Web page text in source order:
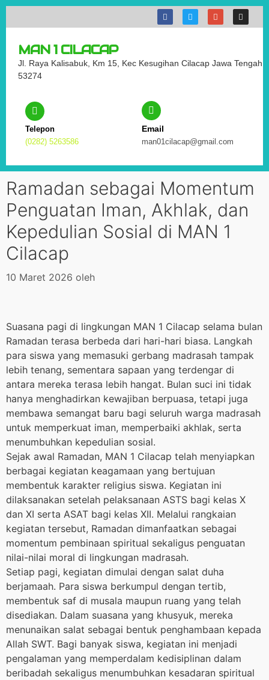
MAN 1 CILACAP
Jl. Raya Kalisabuk, Km 15, Kec Kesugihan Cilacap Jawa Tengah
53274
Telepon
(0282) 5263586
Email
man01cilacap@gmail.com
Ramadan sebagai Momentum
Penguatan Iman, Akhlak, dan
Kepedulian Sosial di MAN 1
Cilacap
10 Maret 2026 oleh
Suasana pagi di lingkungan MAN 1 Cilacap selama bulan
Ramadan terasa berbeda dari hari-hari biasa. Langkah
para siswa yang memasuki gerbang madrasah tampak
lebih tenang, sementara sapaan yang terdengar di
antara mereka terasa lebih hangat. Bulan suci ini tidak
hanya menghadirkan kewajiban berpuasa, tetapi juga
membawa semangat baru bagi seluruh warga madrasah
untuk memperkuat iman, memperbaiki akhlak, serta
menumbuhkan kepedulian sosial.
Sejak awal Ramadan, MAN 1 Cilacap telah menyiapkan
berbagai kegiatan keagamaan yang bertujuan
membentuk karakter religius siswa. Kegiatan ini
dilaksanakan setelah pelaksanaan ASTS bagi kelas X
dan XI serta ASAT bagi kelas XII. Melalui rangkaian
kegiatan tersebut, Ramadan dimanfaatkan sebagai
momentum pembinaan spiritual sekaligus penguatan
nilai-nilai moral di lingkungan madrasah.
Setiap pagi, kegiatan dimulai dengan salat duha
berjamaah. Para siswa berkumpul dengan tertib,
membentuk saf di musala maupun ruang yang telah
disediakan. Dalam suasana yang khusyuk, mereka
menunaikan salat sebagai bentuk penghambaan kepada
Allah SWT. Bagi banyak siswa, kegiatan ini menjadi
pengalaman yang memperdalam kedisiplinan dalam
beribadah sekaligus menumbuhkan kesadaran spiritual